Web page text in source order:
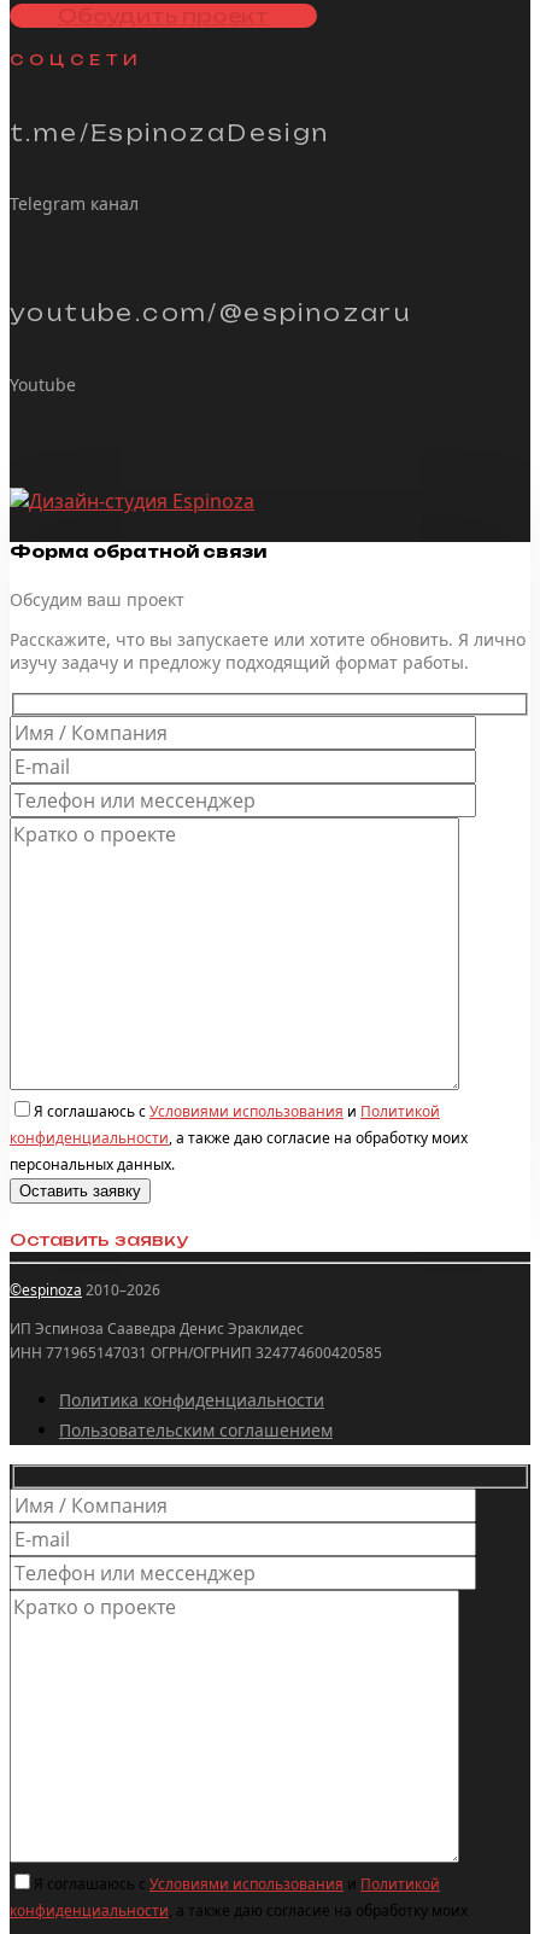
Обсудить проект
СОЦСЕТИ
t.me/EspinozaDesign
Telegram канал
youtube.com/@espinozaru
Youtube
Форма обратной связи
Обсудим ваш проект
Расскажите, что вы запускаете или хотите обновить. Я лично
изучу задачу и предложу подходящий формат работы.
Я соглашаюсь сУсловиями использования и Политикой
конфиденциальности, а также даю согласие на обработку моих
персональных данных.
Оставить заявку
©espinoza 2010–2026
ИП Эспиноза Сааведра Денис Эраклидес
ИНН 771965147031 ОГРН/ОГРНИП 324774600420585
Политика конфиденциальности
Пользовательским соглашением
Я соглашаюсь с Условиями использования и Политикой
конфиденциальности, а также даю согласие на обработку моих